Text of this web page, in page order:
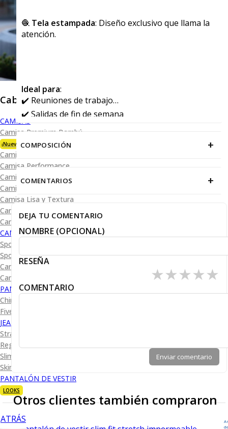
Caballero
CAMISAS
Camisa Premium Bambú
¡Nueva Colección!
Camisa Blanca
Camisa Performance
Camisa Piqué
Camisa Oxford
Camisa Lisa y Textura
Camisa Diseño
Camisa Cuadro y Raya
CAMISA SPORT
Sport Lisas
Sport Diseño
Camiseta Lisa
Camiseta Diseño
PANTALÓN CASUAL
Chino
Five Pocket
JEANS
Straight Fit
Regular Fit
Slim Fit
Skinny Fit
PANTALÓN DE VESTIR
LOOKS
ATRÁS
🧶 Tela estampada: Diseño exclusivo que llama la
atención.
Ideal para:
✔️ Reuniones de trabajo
✔️ Salidas de fin de semana
✔️ Cualquier ocasión que requiera un toque de
elegancia
COMPOSICIÓN +
COMENTARIOS +
DEJA TU COMENTARIO
NOMBRE (OPCIONAL)
RESEÑA
★
★
★
★
★
COMENTARIO
Enviar comentario
Otros clientes también compraron
de